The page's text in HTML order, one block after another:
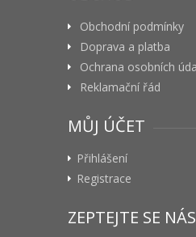
Obchodní podmínky
Doprava a platba
Ochrana osobních
Reklamační řád
MŮJ ÚČET
Přihlášení
Registrace
ZEPTEJTE SE NÁS